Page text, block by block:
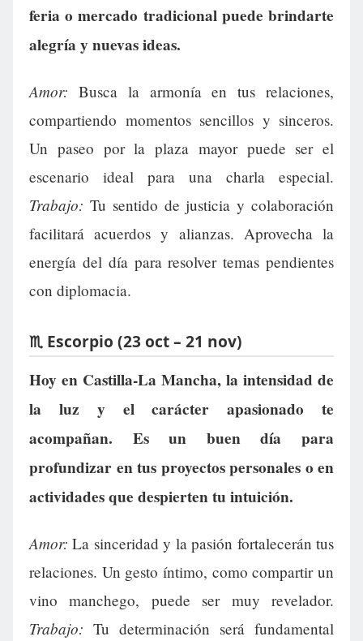
feria o mercado tradicional puede brindarte
alegría y nuevas ideas.
Amor: Busca la armonía en tus relaciones,
compartiendo momentos sencillos y sinceros.
Un paseo por la plaza mayor puede ser el
escenario ideal para una charla especial.
Trabajo: Tu sentido de justicia y colaboración
facilitará acuerdos y alianzas. Aprovecha la
energía del día para resolver temas pendientes
con diplomacia.
♏ Escorpio (23 oct – 21 nov)
Hoy en Castilla-La Mancha, la intensidad de
la luz y el carácter apasionado te
acompañan. Es un buen día para
profundizar en tus proyectos personales o en
actividades que despierten tu intuición.
Amor: La sinceridad y la pasión fortalecerán tus
relaciones. Un gesto íntimo, como compartir un
vino manchego, puede ser muy revelador.
Trabajo: Tu determinación será fundamental